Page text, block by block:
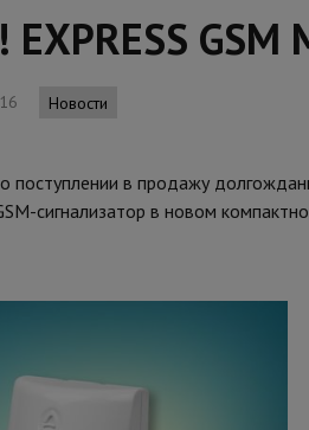
GSM
Новости
поступлении в продажу
сигнализатор в новом